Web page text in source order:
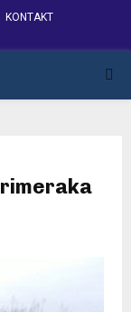
KONTAKT